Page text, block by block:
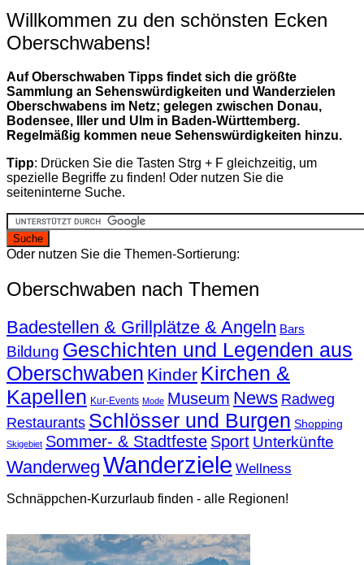
Willkommen zu den schönsten Ecken
Oberschwabens!
Auf Oberschwaben Tipps findet sich die größte
Sammlung an Sehenswürdigkeiten und Wanderzielen
Oberschwabens im Netz; gelegen zwischen Donau,
Bodensee, Iller und Ulm in Baden-Württemberg.
Regelmäßig kommen neue Sehenswürdigkeiten hinzu.
Tipp: Drücken Sie die Tasten Strg + F gleichzeitig, um
spezielle Begriffe zu finden! Oder nutzen Sie die
seiteninterne Suche.
Oder nutzen Sie die Themen-Sortierung:
Oberschwaben nach Themen
Badestellen & Grillplätze & Angeln Bars
Bildung Geschichten und Legenden aus
Oberschwaben Kinder Kirchen &
Kapellen Kur-Events Mode Museum News Radweg
Restaurants Schlösser und Burgen Shopping
Skigebiet Sommer- & Stadtfeste Sport Unterkünfte
Wanderweg Wanderziele Wellness
Schnäppchen-Kurzurlaub finden - alle Regionen!